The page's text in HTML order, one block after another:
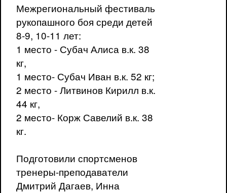
Межрегиональный фестиваль
рукопашного боя среди детей
8-9, 10-11 лет:
1 место - Субач Алиса в.к. 38
кг,
1 место- Субач Иван в.к. 52 кг;
2 место - Литвинов Кирилл в.к.
44 кг,
2 место- Корж Савелий в.к. 38
кг.
Подготовили спортсменов
тренеры-преподаватели
Дмитрий Дагаев, Инна